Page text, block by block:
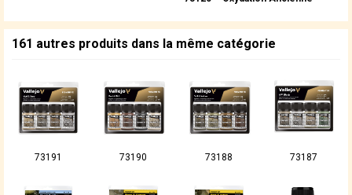
161 autres produits dans la même catégorie
73191 73190 73188 73187